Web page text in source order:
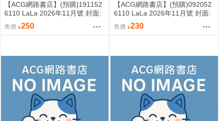
【ACG網路書店】(預購)191152
6110 LaLa 2026年11月號 封面:
花はことりを好きすぎる
售價 250
【ACG網路書店】(預購)092052
6110 LaLa 2026年11月號 封面:
學園奶爸 附:50周年紀念 全明星
撲克牌
售價 230